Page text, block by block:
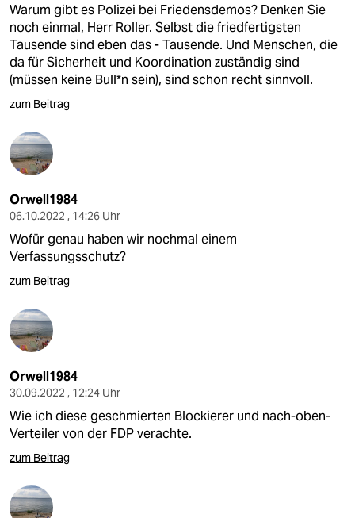
Warum gibt es Polizei bei Friedensdemos? Denken Sie
noch einmal, Herr Roller. Selbst die friedfertigsten
Tausende sind eben das - Tausende. Und Menschen, die
da für Sicherheit und Koordination zuständig sind
(müssen keine Bull*n sein), sind schon recht sinnvoll.
zum Beitrag
Orwell1984
06.10.2022 , 14:26 Uhr
Wofür genau haben wir nochmal einem
Verfassungsschutz?
zum Beitrag
Orwell1984
30.09.2022 , 12:24 Uhr
Wie ich diese geschmierten Blockierer und nach-oben-
Verteiler von der FDP verachte.
zum Beitrag